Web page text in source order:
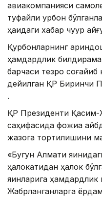
авиакомпанияси
туфайли қурбон
ҳақидаги хабар чуқур
Қурбонларнинг
ҳамдардлик
барчаси тезроқ
дейилган ҚР Биринчи
.
ҚР Президенти Қасим-
саҳифасида фожиа
жазога тортилишини
«Бугун Алмати
ҳалокатидан ҳалок
яқинларига ҳамдардлик
Жабрланганларга